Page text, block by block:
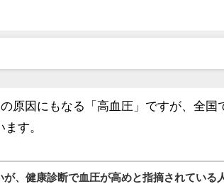
原因にもなる「高血圧」ですが、全
す。
が、健康診断で血圧が高めと指摘されている